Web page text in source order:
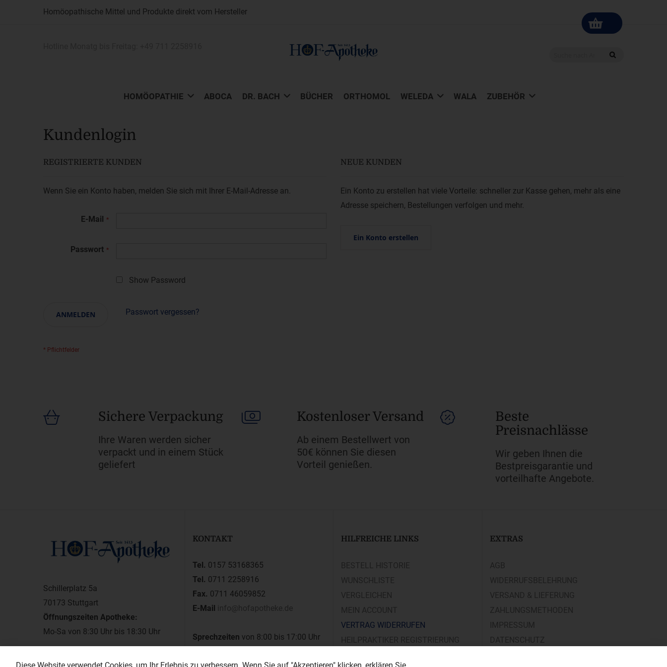
Homöopathische Mittel und Produkte direkt vom Hersteller
HOMÖOPATHIE ABOCA DR. BACH BÜCHER ORTHOMOL WELEDA WALA ZUBEHÖR
Kundenlogin
REGISTRIERTE KUNDEN
Wenn Sie ein Konto haben, melden Sie sich mit Ihrer E-Mail-Adresse an.
E-Mail
Passwort
Show Password
ANMELDEN Passwort vergessen?
NEUE KUNDEN
Ein Konto zu erstellen hat viele Vorteile: schneller zur Kasse gehen, mehr als eine
Adresse speichern, Bestellungen verfolgen und mehr.
Ein Konto erstellen
Sichere Verpackung
Ihre Waren werden sicher
verpackt und in einem Stück
geliefert
Kostenloser Versand
Ab einem Bestellwert von
50€ können Sie diesen
Vorteil genießen.
Beste
Preisnachlässe
Wir geben Ihnen die
Bestpreisgarantie und
vorteilhafte Angebote.
Schillerplatz 5a
70173 Stuttgart
Öffnungszeiten Apotheke:
Mo-Sa von 8:30 Uhr bis 18:30 Uhr
KONTAKT
Tel. 0157 53168365
Tel. 0711 2258916
Fax. 0711 46059852
E-Mail
info@hofapotheke.de
Sprechzeiten von 8:00 bis 17:00 Uhr
HILFREICHE LINKS
BESTELL HISTORIE
WUNSCHLISTE
VERGLEICHEN
MEIN ACCOUNT
VERTRAG WIDERRUFEN
HEILPRAKTIKER REGISTRIERUNG
EXTRAS
AGB
WIDERRUFSBELEHRUNG
VERSAND & LIEFERUNG
ZAHLUNGSMETHODEN
IMPRESSUM
DATENSCHUTZ